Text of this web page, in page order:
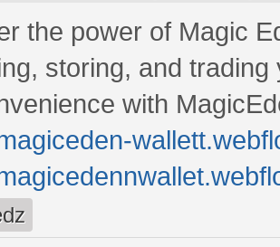
the power of Magic
storing, and
with